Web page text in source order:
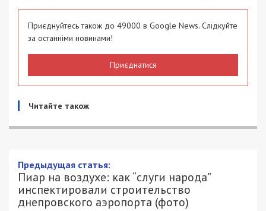
Приєднуйтесь також до 49000 в Google News. Слідкуйте
за останніми новинами!
Приєднатися
Читайте також
Предыдущая статья:
Пиар на воздухе: как “слуги народа”
инспектировали строительство
днепровского аэропорта (фото)